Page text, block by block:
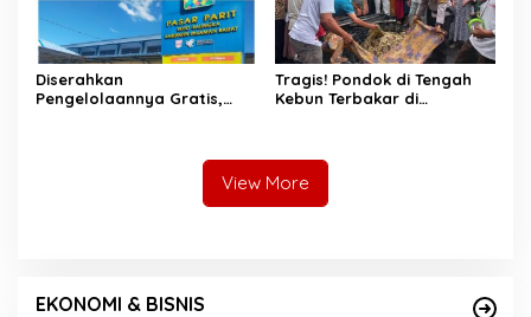
Diserahkan
Pengelolaannya Gratis,
Tragis! Pondok di Tengah
Kebun Terbakar di
View More
EKONOMI & BISNIS